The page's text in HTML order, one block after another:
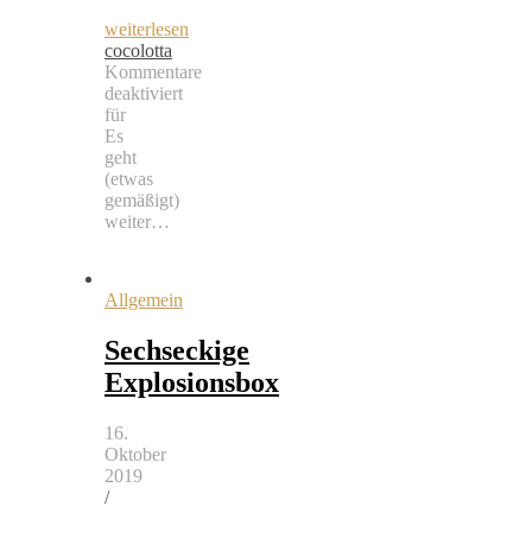
weiterlesen
cocolotta
Kommentare
deaktiviert
für
Es
geht
(etwas
gemäßigt)
weiter…
Allgemein
Sechseckige
Explosionsbox
16.
Oktober
2019
/